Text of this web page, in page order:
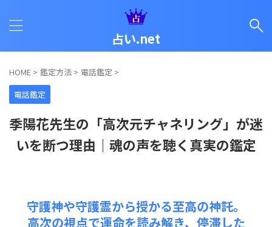
占い.net
HOME > 鑑定方法 > 電話鑑定 >
電話鑑定
季陽花先生の「高次元チャネリング」が迷
いを断つ理由｜魂の声を聴く真実の鑑定
守護神や守護霊から授かる至高の神託。
高次の視点で運命を読み解き、停滞した